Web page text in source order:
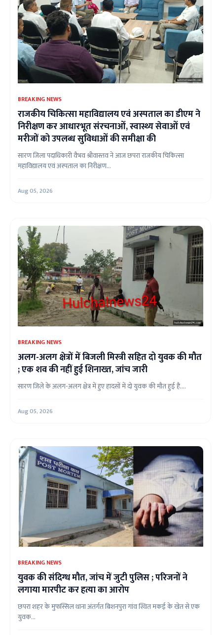
BREAKING NEWS
राजकीय चिकित्सा महाविद्यालय एवं अस्पताल का डीएम ने
निरीक्षण कर आधारभूत संरचनाओं, स्वास्थ्य सेवाओं एवं
मरीजों को उपलब्ध सुविधाओं की समीक्षा की
सारण जिला पदाधिकारी वैभव श्रीवास्तव ने आज छपरा राजकीय चिकित्सा
महाविद्यालय एवं अस्पताल का निरीक्षण...
Aug 05, 2026
BREAKING NEWS
अलग-अलग क्षेत्रों में बिजली मिस्त्री सहित दो युवक की मौत
; एक शव की नहीं हुई शिनाख्त, जांच जारी
सारण जिले के अलग-अलग क्षेत्र में हुए हादसों में दो युवक की मौत हुई है....
Aug 05, 2026
BREAKING NEWS
युवक की संदिग्ध मौत, जांच में जुटी पुलिस ; परिजनों ने
लगाया मारपीट कर हत्या का आरोप
छपरा शहर के मुफस्सिल थाना अंतर्गत बिशनपुरा गांव स्थित मकई के खेत से एक
युवक...